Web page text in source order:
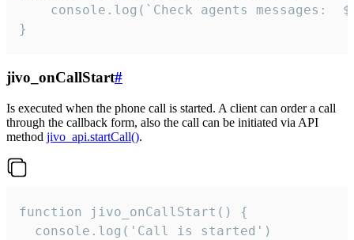
}
jivo_onCallStart#
Is executed when the phone call is started. A client can order a call
through the callback form, also the call can be initiated via API
method jivo_api.startCall().
function jivo_onCallStart() {
  console.log('Call is started')